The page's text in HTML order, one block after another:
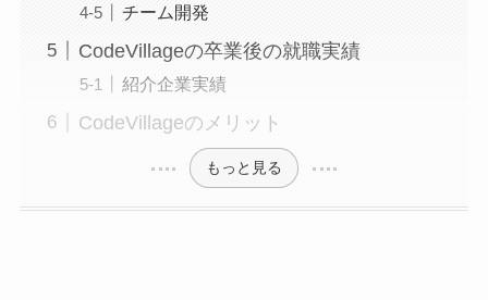
チーム開発
CodeVillageの卒業後の就職実績
紹介企業実績
CodeVillageのメリット
もっと見る